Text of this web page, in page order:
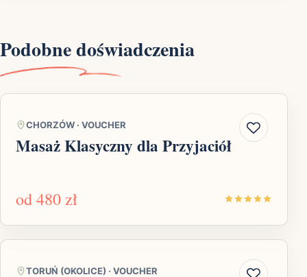
Podobne doświadczenia
CHORZÓW · VOUCHER
Masaż Klasyczny dla Przyjaciół
od480 zł
TORUŃ (OKOLICE) · VOUCHER